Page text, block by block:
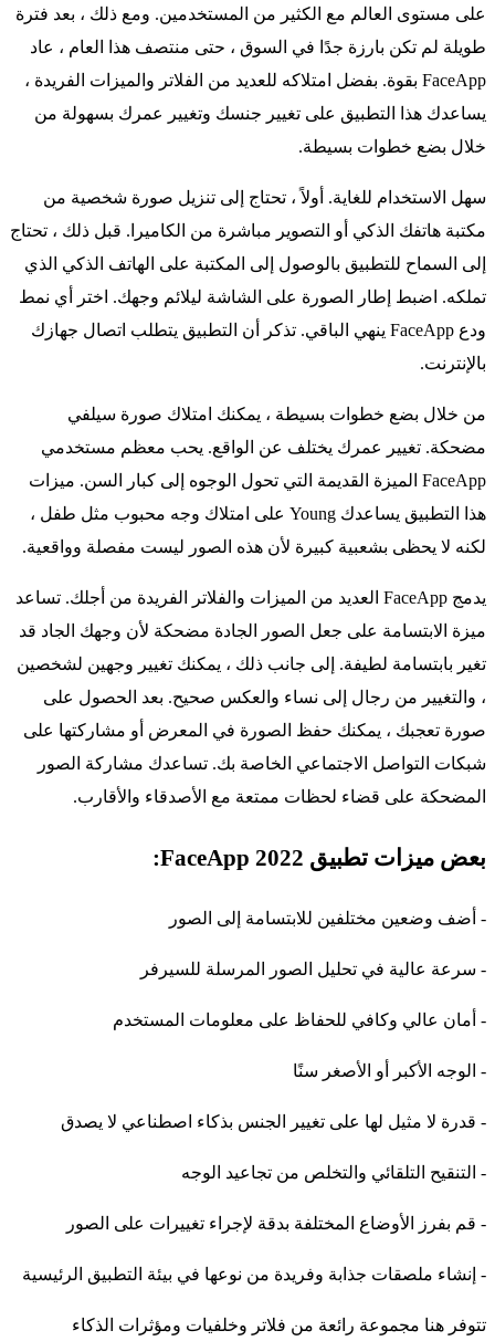
على مستوى العالم مع الكثير من المستخدمين. ومع ذلك ، بعد فترة
طويلة لم تكن بارزة جدًا في السوق ، حتى منتصف هذا العام ، عاد
FaceApp بقوة. بفضل امتلاكه للعديد من الفلاتر والميزات الفريدة ،
يساعدك هذا التطبيق على تغيير جنسك وتغيير عمرك بسهولة من
خلال بضع خطوات بسيطة.
سهل الاستخدام للغاية. أولاً ، تحتاج إلى تنزيل صورة شخصية من
مكتبة هاتفك الذكي أو التصوير مباشرة من الكاميرا. قبل ذلك ، تحتاج
إلى السماح للتطبيق بالوصول إلى المكتبة على الهاتف الذكي الذي
تملكه. اضبط إطار الصورة على الشاشة ليلائم وجهك. اختر أي نمط
ودع FaceApp ينهي الباقي. تذكر أن التطبيق يتطلب اتصال جهازك
بالإنترنت.
من خلال بضع خطوات بسيطة ، يمكنك امتلاك صورة سيلفي
مضحكة. تغيير عمرك يختلف عن الواقع. يحب معظم مستخدمي
FaceApp الميزة القديمة التي تحول الوجوه إلى كبار السن. ميزات
هذا التطبيق يساعدك Young على امتلاك وجه محبوب مثل طفل ،
لكنه لا يحظى بشعبية كبيرة لأن هذه الصور ليست مفصلة وواقعية.
يدمج FaceApp العديد من الميزات والفلاتر الفريدة من أجلك. تساعد
ميزة الابتسامة على جعل الصور الجادة مضحكة لأن وجهك الجاد قد
تغير بابتسامة لطيفة. إلى جانب ذلك ، يمكنك تغيير وجهين لشخصين
، والتغيير من رجال إلى نساء والعكس صحيح. بعد الحصول على
صورة تعجبك ، يمكنك حفظ الصورة في المعرض أو مشاركتها على
شبكات التواصل الاجتماعي الخاصة بك. تساعدك مشاركة الصور
المضحكة على قضاء لحظات ممتعة مع الأصدقاء والأقارب.
بعض ميزات تطبيق FaceApp 2022:
- أضف وضعين مختلفين للابتسامة إلى الصور
- سرعة عالية في تحليل الصور المرسلة للسيرفر
- أمان عالي وكافي للحفاظ على معلومات المستخدم
- الوجه الأكبر أو الأصغر سنًا
- قدرة لا مثيل لها على تغيير الجنس بذكاء اصطناعي لا يصدق
- التنقيح التلقائي والتخلص من تجاعيد الوجه
- قم بفرز الأوضاع المختلفة بدقة لإجراء تغييرات على الصور
- إنشاء ملصقات جذابة وفريدة من نوعها في بيئة التطبيق الرئيسية
تتوفر هنا مجموعة رائعة من فلاتر وخلفيات ومؤثرات الذكاء